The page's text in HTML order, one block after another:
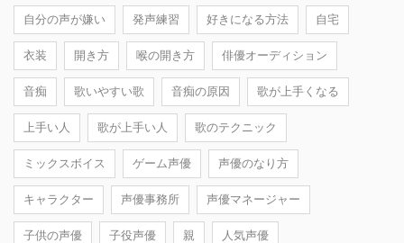
自分の声が嫌い 発声練習 好きになる方法 自宅
衣装 開き方 喉の開き方 俳優オーディション
音痴 歌いやすい歌 音痴の原因 歌が上手くなる
上手い人 歌が上手い人 歌のテクニック
ミックスボイス ゲーム声優 声優のなり方
キャラクター 声優事務所 声優マネージャー
子供の声優 子役声優 親 人気声優